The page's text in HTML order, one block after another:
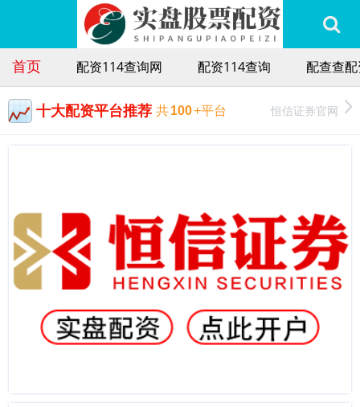
首页 配资114查询网 配资114查询 配查查
十大配资平台推荐 共100+平台 恒信证券官网